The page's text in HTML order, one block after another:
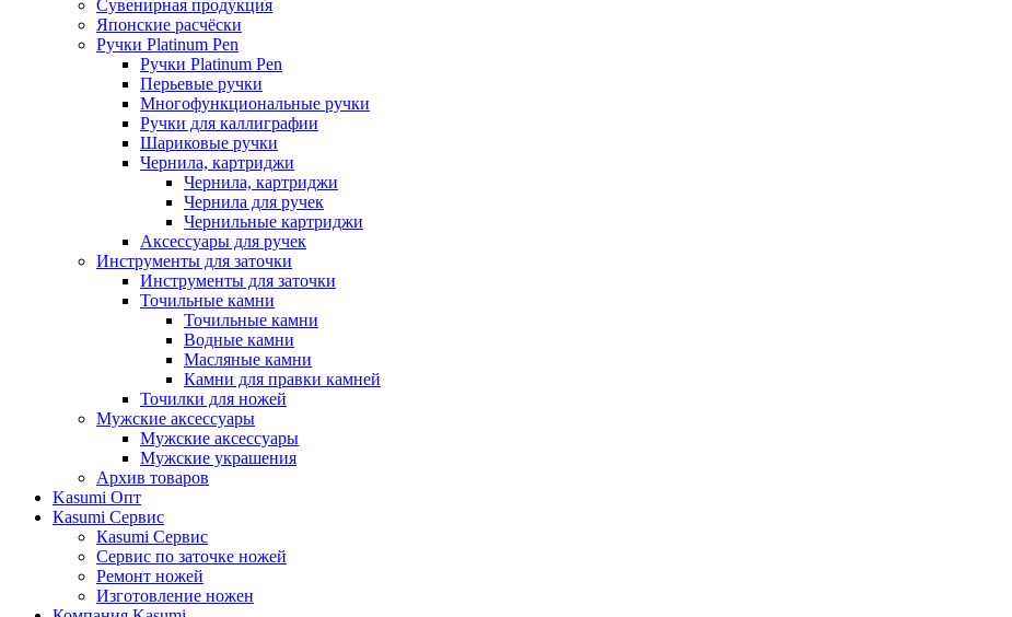
Сувенирная продукция
Японские расчёски
Ручки Platinum Pen
Ручки Platinum Pen
Перьевые ручки
Многофункциональные ручки
Ручки для каллиграфии
Шариковые ручки
Чернила, картриджи
Чернила, картриджи
Чернила для ручек
Чернильные картриджи
Аксессуары для ручек
Инструменты для заточки
Инструменты для заточки
Точильные камни
Точильные камни
Водные камни
Масляные камни
Камни для правки камней
Точилки для ножей
Мужские аксессуары
Мужские аксессуары
Мужские украшения
Архив товаров
Kasumi Опт
Кasumi Сервис
Кasumi Сервис
Сервис по заточке ножей
Ремонт ножей
Изготовление ножен